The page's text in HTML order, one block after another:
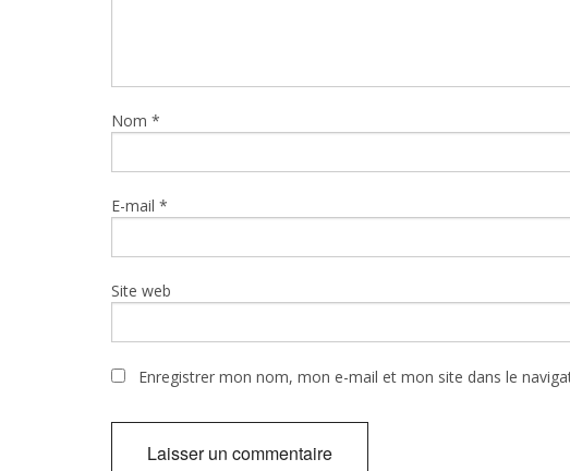
Nom *
E-mail *
Site web
Enregistrer mon nom, mon e-mail et mon site dans le